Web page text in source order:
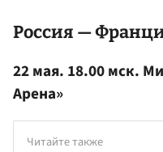
Россия —
22 мая. 18.00 мск.
Арена»
Читайте также